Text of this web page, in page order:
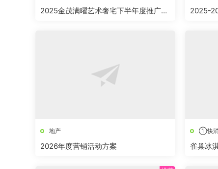
2025金茂满曜艺术奢宅下半年度推广提
2025-
地产
2026年度营销活动方案
①快
雀巢冰